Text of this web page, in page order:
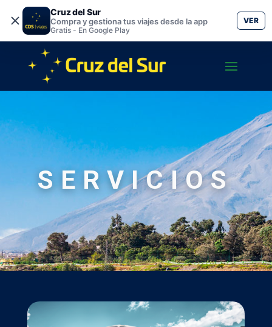
Cruz del Sur
Compra y gestiona tus viajes desde la app
Gratis - En Google Play
VER
SERVICIOS